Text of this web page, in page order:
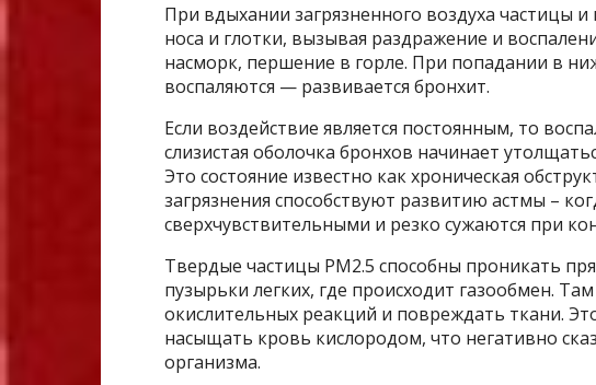
При вдыхании загрязненного воздуха частицы
носа и глотки, вызывая раздражение и
насморк, першение в горле. При попадании в
воспаляются — развивается бронхит.
Если воздействие является постоянным, то
слизистая оболочка бронхов начинает
Это состояние известно как хроническая
загрязнения способствуют развитию астмы –
сверхчувствительными и резко сужаются при
Твердые частицы PM2.5 способны проникать
пузырьки легких, где происходит газообмен.
окислительных реакций и повреждать ткани.
насыщать кровь кислородом, что негативно
организма.